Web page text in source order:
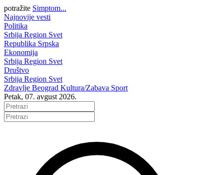
potražite Simptom...
Najnovije vesti
Politika
Srbija Region Svet
Republika Srpska
Ekonomija
Srbija Region Svet
Društvo
Srbija Region Svet
Zdravlje Beograd Kultura/Zabava Sport
Petak, 07. avgust 2026.